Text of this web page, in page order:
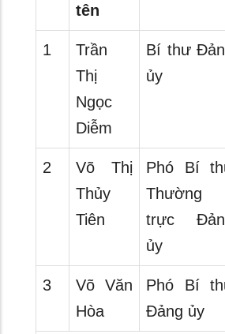
tên
1
Trần
Thị
Ngọc
Diễm
Bí thư
ủy
2
Võ Thị
Thủy
Tiên
Phó Bí
Thường
trực
ủy
3
Võ Văn
Hòa
Phó Bí
Đảng ủy